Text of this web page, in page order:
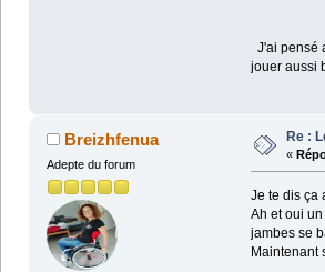
J'ai pensé
jouer aussi
Breizhfenua
Adepte du forum
Re :
«
Je te dis ça
Ah et oui
jambes se
Maintenant